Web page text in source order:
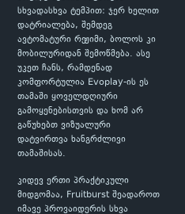
სხვადასხვა ტემპით: ჯერ ხელით
დატრიალება, შემდეგ
ავტომატური რეჟიმი, ბოლოს კი
მობილურიდან შემოწმება. ასე
უკეთ ჩანს, რამდენად
კომფორტულია Evoplay-ის ეს
თამაში ყოველდღიური
გამოყენებისთვის და ხომ არ
გაწუხებთ ვიზუალური
დატვირთვა ხანგრძლივი
თამაშისას.
კიდევ ერთი პრაქტიკული
მიდგომაა, Fruitburst შეადაროთ
იმავე პროვაიდერის სხვა